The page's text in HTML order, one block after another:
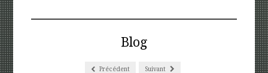
Blog
Précédent Suivant